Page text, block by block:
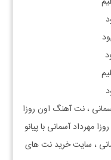
، نت آهنگ اون روزا
مهرداد آسمانی با پیانو
، سایت خرید نت های